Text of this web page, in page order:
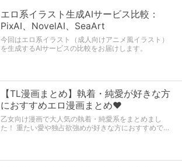
Violated Princess改造して処女クリアを
目指す
Violated Princessのセレナを最初からレベル90にして
処女クリアを目指します。
エロ系イラスト生成AIサービス比較：
PixAI、NovelAI、SeaArt
今回はエロ系イラスト（成人向けアニメ風イラスト）
を生成するAIサービスの比較をお届けします。
エロ系イラスト生成AIサービス比較：
PixAI、NovelAI、SeaArt
今回はエロ系イラスト（成人向けアニメ風イラスト）
を生成するAIサービスの比較をお届けします。
【TL漫画まとめ】執着・純愛が好きな方
におすすめエロ漫画まとめ♥
乙女向け漫画で大人気の執着・純愛系をまとめまし
た！ 重たい愛や独占欲強めが好きな方におすすめで